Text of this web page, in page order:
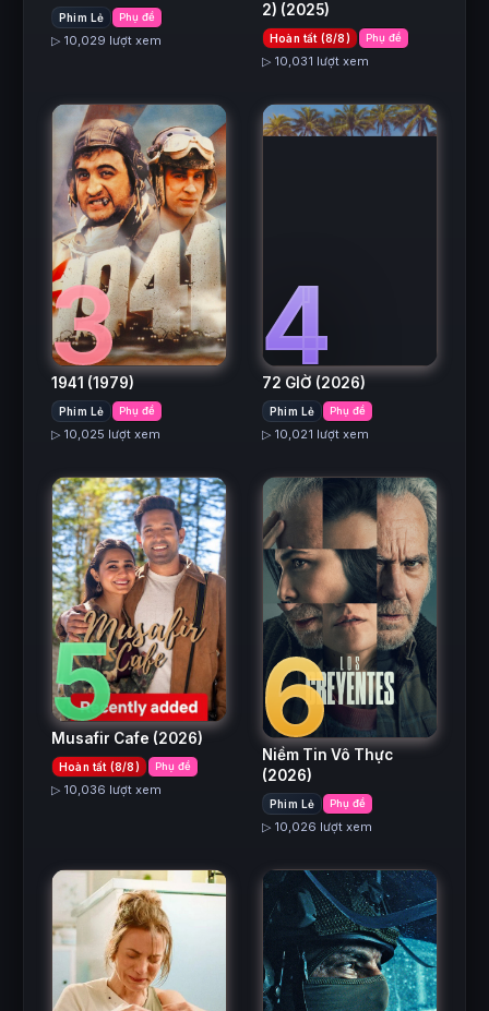
Phim Lẻ Phụ đề
▷ 10,029 lượt xem
2) (2025)
Hoàn tất (8/8) Phụ đề
▷ 10,031 lượt xem
3
1941 (1979)
Phim Lẻ Phụ đề
▷ 10,025 lượt xem
4
72 GIỜ (2026)
Phim Lẻ Phụ đề
▷ 10,021 lượt xem
5
Musafir Cafe (2026)
Hoàn tất (8/8) Phụ đề
▷ 10,036 lượt xem
6
Niềm Tin Vô Thực
(2026)
Phim Lẻ Phụ đề
▷ 10,026 lượt xem